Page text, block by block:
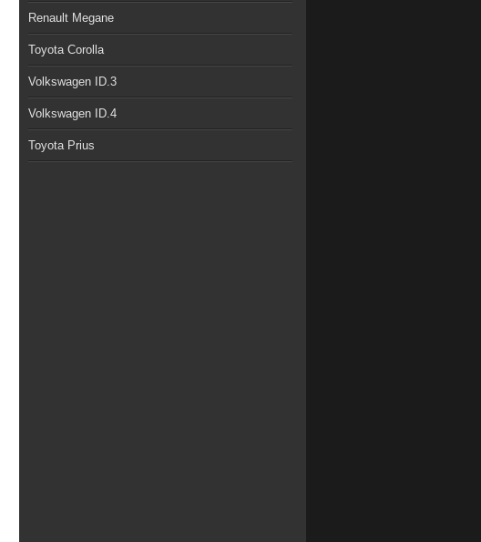
Renault Megane
Toyota Corolla
Volkswagen ID.3
Volkswagen ID.4
Toyota Prius